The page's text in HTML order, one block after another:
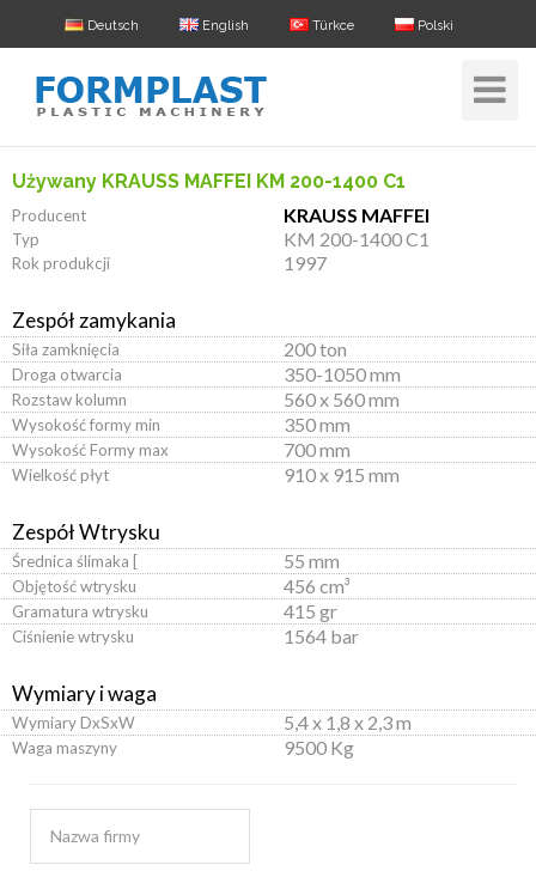
Deutsch English Türkce Polski
Toggle
Używany KRAUSS MAFFEI KM 200-1400 C1
Producent KRAUSS MAFFEI
Typ KM 200-1400 C1
Rok produkcji 1997
Zespół zamykania
Siła zamknięcia 200 ton
Droga otwarcia 350-1050 mm
Rozstaw kolumn 560 x 560 mm
Wysokość formy min 350 mm
Wysokość Formy max 700 mm
Wielkość płyt 910 x 915 mm
Zespół Wtrysku
Średnica ślimaka [ 55 mm
Objętość wtrysku 456 cm³
Gramatura wtrysku 415 gr
Ciśnienie wtrysku 1564 bar
Wymiary i waga
Wymiary DxSxW 5,4 x 1,8 x 2,3 m
Waga maszyny 9500 Kg